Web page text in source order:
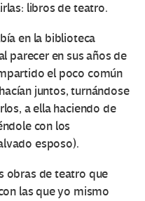
libros de teatro.
en la biblioteca
parecer en sus años de
el poco común
juntos, turnándose
a ella haciendo de
con los
esposo).
obras de teatro que
las que yo mismo